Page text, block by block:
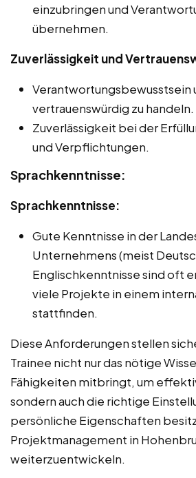
einzubringen und
übernehmen.
Zuverlässigkeit und
Verantwortungsbewusstsein
vertrauenswürdig zu handeln.
Zuverlässigkeit bei der
und Verpflichtungen.
Sprachkenntnisse:
Sprachkenntnisse:
Gute Kenntnisse in der
Unternehmens (meist
Englischkenntnisse sind oft
viele Projekte in einem
stattfinden.
Diese Anforderungen stellen
Trainee nicht nur das nötige
Fähigkeiten mitbringt, um
sondern auch die richtige
persönliche Eigenschaften
Projektmanagement in
weiterzuentwickeln.